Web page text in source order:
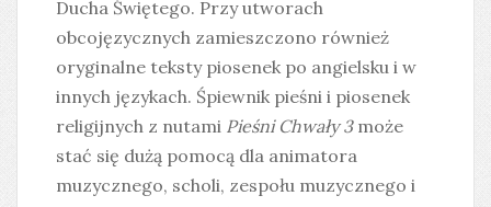
Ducha Świętego. Przy utworach
obcojęzycznych zamieszczono również
oryginalne teksty piosenek po angielsku i w
innych językach. Śpiewnik pieśni i piosenek
religijnych z nutami Pieśni Chwały 3może
stać się dużą pomocą dla animatora
muzycznego, scholi, zespołu muzycznego i